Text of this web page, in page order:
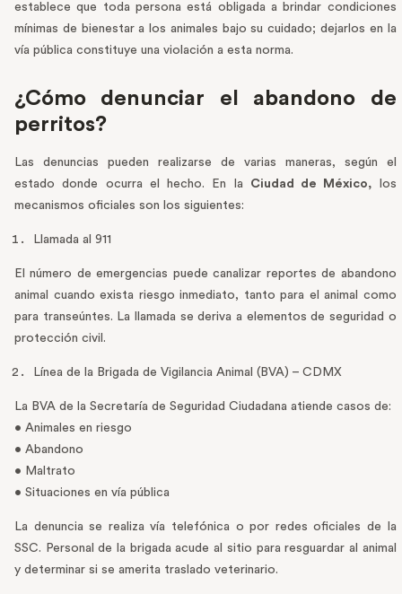
establece que toda persona está obligada a brindar condiciones
mínimas de bienestar a los animales bajo su cuidado; dejarlos en la
vía pública constituye una violación a esta norma.
¿Cómo denunciar el abandono de
perritos?
Las denuncias pueden realizarse de varias maneras, según el
estado donde ocurra el hecho. En la Ciudad de México, los
mecanismos oficiales son los siguientes:
Llamada al 911
El número de emergencias puede canalizar reportes de abandono
animal cuando exista riesgo inmediato, tanto para el animal como
para transeúntes. La llamada se deriva a elementos de seguridad o
protección civil.
Línea de la Brigada de Vigilancia Animal (BVA) – CDMX
La BVA de la Secretaría de Seguridad Ciudadana atiende casos de:
• Animales en riesgo
• Abandono
• Maltrato
• Situaciones en vía pública
La denuncia se realiza vía telefónica o por redes oficiales de la
SSC. Personal de la brigada acude al sitio para resguardar al animal
y determinar si se amerita traslado veterinario.